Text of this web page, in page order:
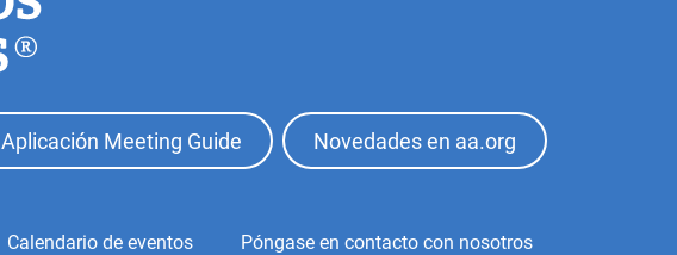
Aplicación Meeting Guide Novedades en aa.org
Calendario de eventos Póngase en contacto con nosotros